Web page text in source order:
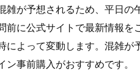
雑が予想されるため、平日
前に公式サイトで最新情報を
によって変動します。混雑
事前購入がおすすめです。